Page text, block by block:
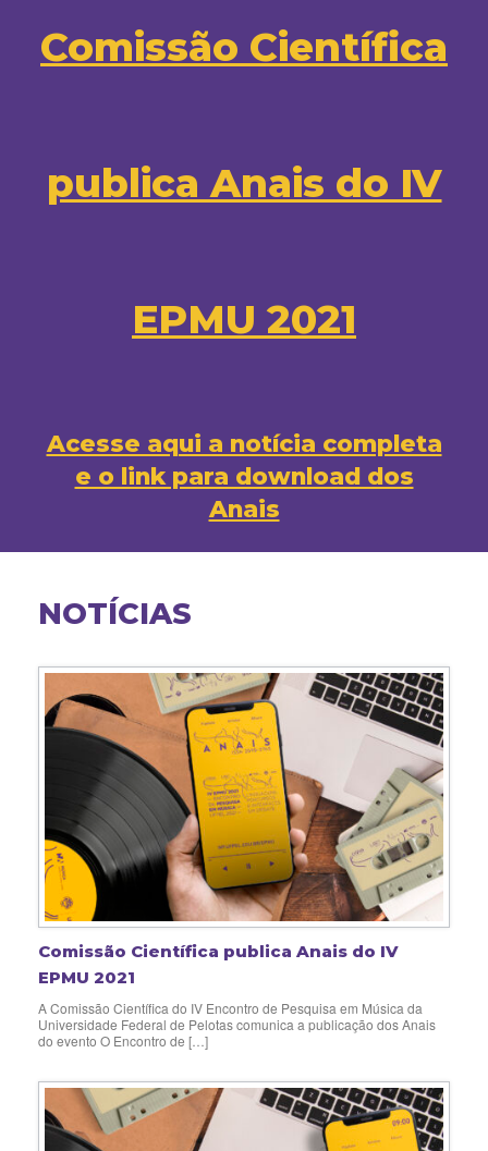
Comissão Científica
publica Anais do IV
EPMU 2021
Acesse aqui a notícia completa
e o link para download dos
Anais
NOTÍCIAS
Comissão Científica publica Anais do IV
EPMU 2021
A Comissão Científica do IV Encontro de Pesquisa em Música da
Universidade Federal de Pelotas comunica a publicação dos Anais
do evento O Encontro de […]